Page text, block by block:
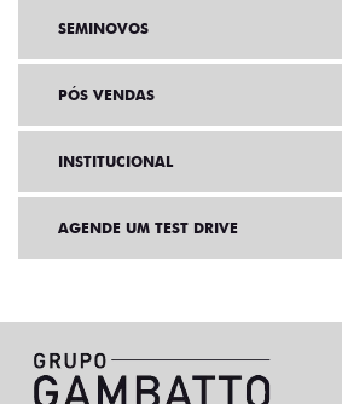
SEMINOVOS
PÓS VENDAS
INSTITUCIONAL
AGENDE UM TEST DRIVE